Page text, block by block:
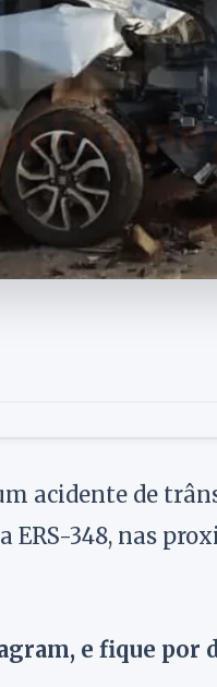
acidente de
348, nas
e fique por